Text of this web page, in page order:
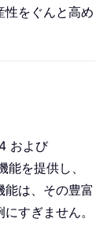
性をぐんと高め
および
を提供し、
は、その豊富
すぎません。